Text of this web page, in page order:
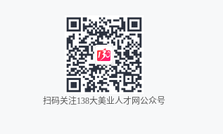
扫码关注138大美业人才网公众号